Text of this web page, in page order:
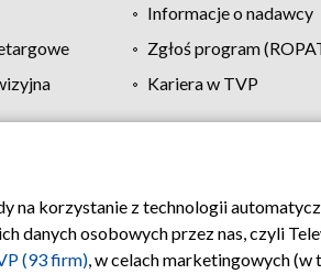
Informacje o nadawcy
Zgłoś program
Kariera w TVP
Polityka prywatności Moje zgody
na korzystanie z technologii
danych osobowych przez nas, czyli
(93 firm), w celach marketingowych